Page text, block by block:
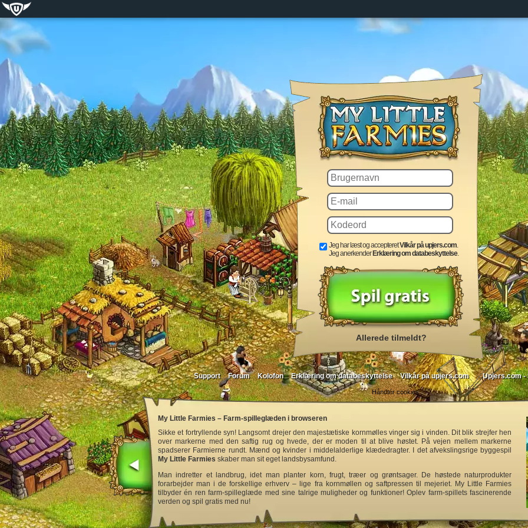
Support Forum Kolofon Erklæring om databeskyttelse Vilkår på upjers.com Upjers.com -
Håndtér cookies
Jeg har læst og accepteretVilkår på upjers.com.
Jeg anerkender Erklæring om databeskyttelse.
Allerede tilmeldt?
My Little Farmies – Farm-spilleglæden i browseren
Sikke et fortryllende syn! Langsomt drejer den majestætiske kornmølles vinger sig i vinden. Dit blik strejfer hen
over markerne med den saftig rug og hvede, der er moden til at blive høstet. På vejen mellem markerne
spadserer Farmierne rundt. Mænd og kvinder i middelalderlige klædedragter. I det afvekslingsrige byggespil
My Little Farmies skaber man sit eget landsbysamfund.
Man indretter et landbrug, idet man planter korn, frugt, træer og grøntsager. De høstede naturprodukter
forarbejder man i de forskellige erhverv – lige fra kornmøllen og saftpressen til mejeriet. My Little Farmies
tilbyder én ren farm-spilleglæde med sine talrige muligheder og funktioner! Oplev farm-spillets fascinerende
verden og spil gratis med nu!